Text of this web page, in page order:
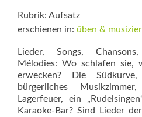
Rubrik: Aufsatz
erschienen in: üben &
Lieder, Songs,
Mélodies: Wo schlafen sie,
erwecken? Die
bürgerliches
Lagerfeuer, ein
Karaoke-Bar? Sind Lieder